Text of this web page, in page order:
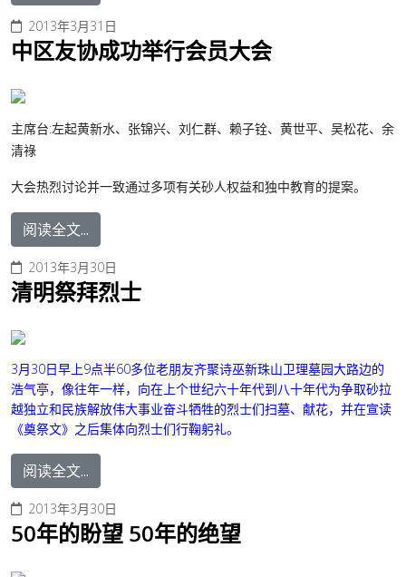
2013年3月31日
中区友协成功举行会员大会
主席台:左起黄新水、张锦兴、刘仁群、赖子铨、黄世平、吴松花、余
清祿
大会热烈讨论并一致通过多项有关砂人权益和独中教育的提案。
阅读全文...
2013年3月30日
清明祭拜烈士
3月30日早上9点半60多位老朋友齐聚诗巫新珠山卫理墓园大路边的
浩气亭，像往年一样，向在上个世纪六十年代到八十年代为争取砂拉
越独立和民族解放伟大事业奋斗牺牲的烈士们扫墓、献花，并在宣读
《奠祭文》之后集体向烈士们行鞠躬礼。
阅读全文...
2013年3月30日
50年的盼望 50年的绝望